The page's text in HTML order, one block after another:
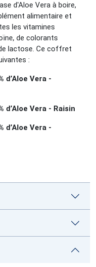
d'Aloe Vera à boire,
alimentaire et
les vitamines
de colorants
lactose. Ce coffret
:
d’Aloe Vera -
d’Aloe Vera - Raisin
d’Aloe Vera -